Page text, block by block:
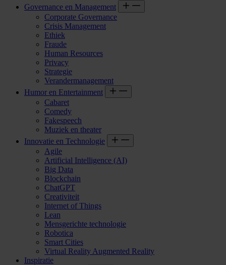
Governance en Management
Corporate Governance
Crisis Management
Ethiek
Fraude
Human Resources
Privacy
Strategie
Verandermanagement
Humor en Entertainment
Cabaret
Comedy
Fakespeech
Muziek en theater
Innovatie en Technologie
Agile
Artificial Intelligence (AI)
Big Data
Blockchain
ChatGPT
Creativiteit
Internet of Things
Lean
Mensgerichte technologie
Robotica
Smart Cities
Virtual Reality Augmented Reality
Inspiratie